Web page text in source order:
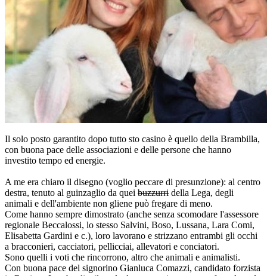
Il solo posto garantito dopo tutto sto casino è quello della Brambilla,
con buona pace delle associazioni e delle persone che hanno
investito tempo ed energie.
A me era chiaro il disegno (voglio peccare di presunzione): al centro
destra, tenuto al guinzaglio da quei buzzurri della Lega, degli
animali e dell'ambiente non gliene può fregare di meno.
Come hanno sempre dimostrato (anche senza scomodare l'assessore
regionale Beccalossi, lo stesso Salvini, Boso, Lussana, Lara Comi,
Elisabetta Gardini e c.), loro lavorano e strizzano entrambi gli occhi
a bracconieri, cacciatori, pellicciai, allevatori e conciatori.
Sono quelli i voti che rincorrono, altro che animali e animalisti.
Con buona pace del signorino Gianluca Comazzi, candidato forzista